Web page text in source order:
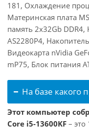
181, Охлаждение
Материнская плата
память 2x32Gb DDR4,
AS2280P4,
Видеокарта nVidia
mP75, Блок питания
На базе какого
Этот компьютер
Core i5-13600KF –